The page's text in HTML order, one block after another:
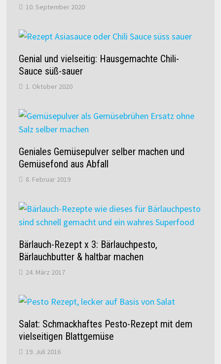
10. September 2020
Genial und vielseitig: Hausgemachte Chili-
Sauce süß-sauer
1. Oktober 2020
Geniales Gemüsepulver selber machen und
Gemüsefond aus Abfall
8. Februar 2019
Bärlauch-Rezept x 3: Bärlauchpesto,
Bärlauchbutter & haltbar machen
24. März 2017
Salat: Schmackhaftes Pesto-Rezept mit dem
vielseitigen Blattgemüse
19. Juli 2016